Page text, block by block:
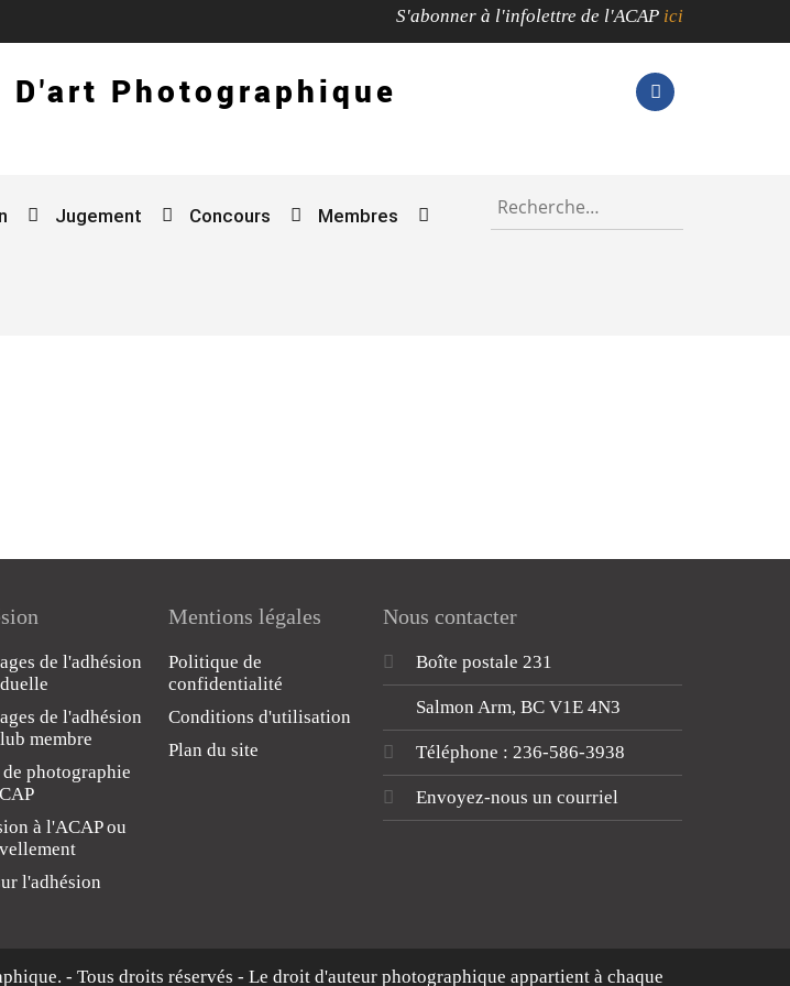
S'abonner à l'infolettre de l'ACAP ici
D'art Photographique
Jugement Concours Membres
de l'adhésion
de l'adhésion
membre
photographie
à l'ACAP ou
l'adhésion
Mentions légales
Politique de
confidentialité
Conditions d'utilisation
Plan du site
Nous contacter
Boîte postale 231
Salmon Arm, BC V1E 4N3
Téléphone : 236-586-3938
Envoyez-nous un courriel
- Tous droits réservés - Le droit d'auteur photographique appartient à chaque